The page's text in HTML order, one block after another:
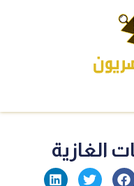
الغازية